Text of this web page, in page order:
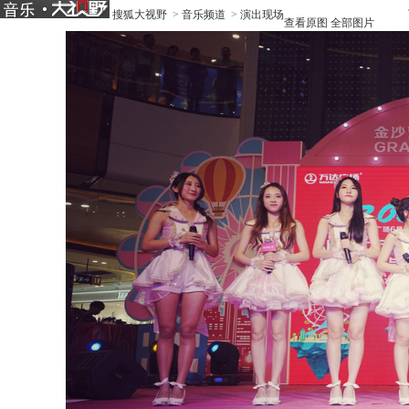
搜狐大视野 > 音乐频道 > 演出现场
查看原图 全部图片